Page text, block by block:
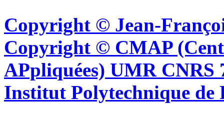
Copyright © Jean-
Copyright © CMAP
APpliquées) UMR CNRS
Institut Polytechnique de